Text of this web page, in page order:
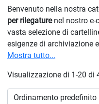
Benvenuto nella nostra
per rilegaturenel nostro e-
vasta selezione di
esigenze di archiviazione
preparando una
perfette per il tuo scopo.
qualità, versatilità e stile,
ambiente professionale o
Mostra tutto...
Visualizzazione di 1-20 di